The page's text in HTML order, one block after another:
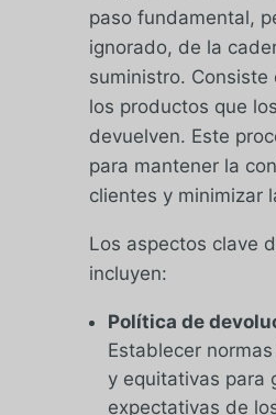
paso fundamental,
ignorado, de la
suministro. Consiste
los productos que
devuelven. Este
para mantener la
clientes y minimizar
Los aspectos clave
incluyen:
Política de
Establecer
y equitativas para
expectativas de